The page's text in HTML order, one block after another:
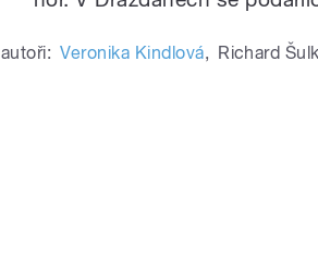
autoři: Veronika Kindlová, Richard